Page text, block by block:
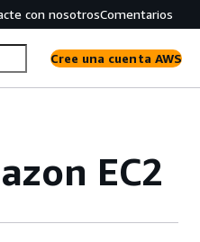
con nosotrosComentarios
Cree una cuenta AWS
EC2